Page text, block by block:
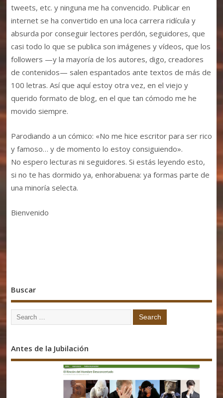
tweets, etc. y ninguna me ha convencido. Publicar en
internet se ha convertido en una loca carrera ridícula y
absurda por conseguir lectores perdón, seguidores, que
casi todo lo que se publica son imágenes y vídeos, que los
followers —y la mayoría de los autores, digo, creadores
de contenidos— salen espantados ante textos de más de
100 letras. Así que aquí estoy otra vez, en el viejo y
querido formato de blog, en el que tan cómodo me he
movido siempre.
Parodiando a un cómico: «No me hice escritor para ser rico
y famoso… y de momento lo estoy consiguiendo».
No espero lecturas ni seguidores. Si estás leyendo esto,
si no te has dormido ya, enhorabuena: ya formas parte de
una minoría selecta.
Bienvenido
Buscar
Antes de la Jubilación